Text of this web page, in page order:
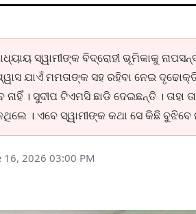
ସ୍ୱାମୀଙ୍କ ବିଦ୍ରୋହୀ ଭୂମିକାକୁ
ଯାଏଁ ମମତାଙ୍କ ସହ ରହିବା ନେଇ
। ସୁଦୀପ ଟିଏମସି ଛାଡି ଦେଇଛନ୍ତି । ତାହା
। ଏବେ ସ୍ୱାମୀଙ୍କ କଥା ସେ କିଛି ବୁଝିବେ
16, 2026 03:00 PM